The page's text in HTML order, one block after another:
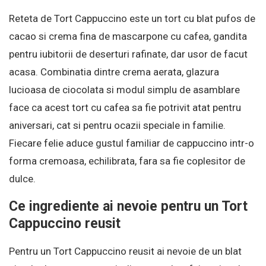
Reteta de Tort Cappuccino este un tort cu blat pufos de
cacao si crema fina de mascarpone cu cafea, gandita
pentru iubitorii de deserturi rafinate, dar usor de facut
acasa. Combinatia dintre crema aerata, glazura
lucioasa de ciocolata si modul simplu de asamblare
face ca acest tort cu cafea sa fie potrivit atat pentru
aniversari, cat si pentru ocazii speciale in familie.
Fiecare felie aduce gustul familiar de cappuccino intr-o
forma cremoasa, echilibrata, fara sa fie coplesitor de
dulce.
Ce ingrediente ai nevoie pentru un Tort
Cappuccino reusit
Pentru un Tort Cappuccino reusit ai nevoie de un blat